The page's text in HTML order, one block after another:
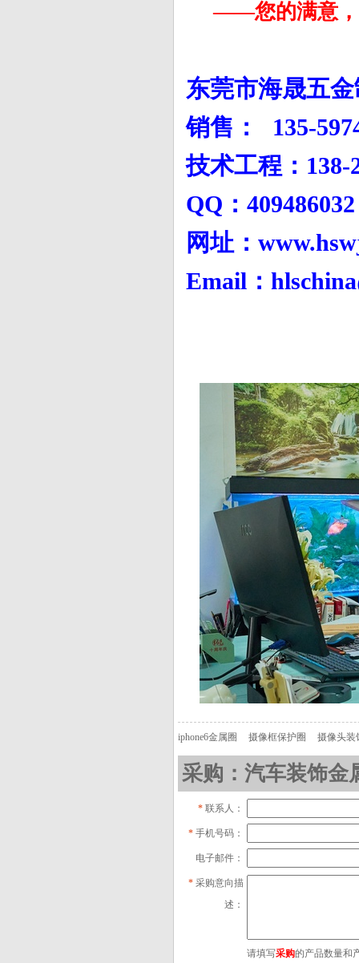
——您的满意，
东莞市海晟五
销售： 135-
技术工程：138-
QQ：
网址：
Email：
iphone6金属圈 摄像框保护圈 摄像头装
采购：汽车装饰金
* 联系人：
* 手机号码：
电子邮件：
* 采购意向描
述：
请填写采购的产品数量和